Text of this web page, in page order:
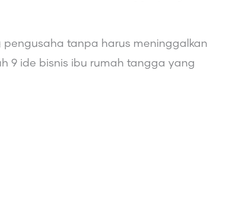
tanpa harus meninggalkan
9 ide bisnis ibu rumah tangga yang